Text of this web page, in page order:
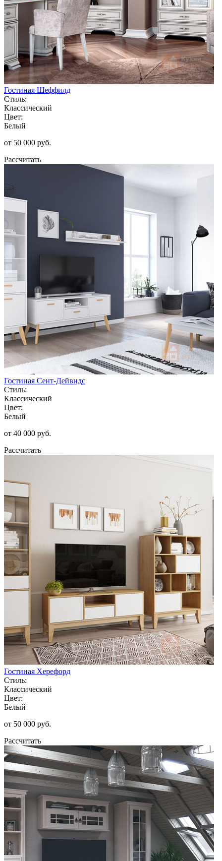
Гостиная Шеффилд
Стиль:
Классический
Цвет:
Белый
от 50 000 руб.
Рассчитать
Гостиная Сент-Дейвидс
Стиль:
Классический
Цвет:
Белый
от 40 000 руб.
Рассчитать
Гостиная Херефорд
Стиль:
Классический
Цвет:
Белый
от 50 000 руб.
Рассчитать